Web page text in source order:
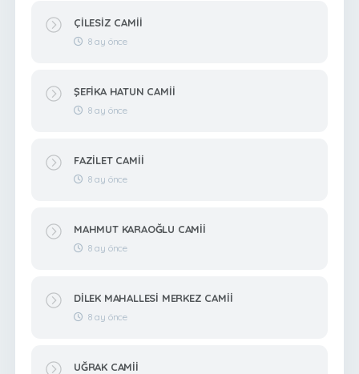
ÇİLESİZ CAMİİ
8 ay önce
ŞEFİKA HATUN CAMİİ
8 ay önce
FAZİLET CAMİİ
8 ay önce
MAHMUT KARAOĞLU CAMİİ
8 ay önce
DİLEK MAHALLESİ MERKEZ CAMİİ
8 ay önce
UĞRAK CAMİİ